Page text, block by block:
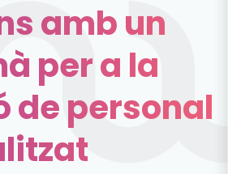
amb un
per a la
de personal